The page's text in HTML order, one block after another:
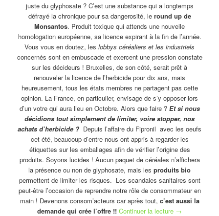
juste du glyphosate ? C’est une substance qui a longtemps
défrayé la chronique pour sa dangerosité, leround up de
Monsantos. Produit toxique qui attends une nouvelle
homologation européenne, sa licence expirant à la fin de l’année.
Vous vous en doutez, les lobbys céréaliers et les industriels
concernés sont en embuscade et exercent une pression constate
sur les décideurs ! Bruxelles, de son côté, serait prêt à
renouveler la licence de l’herbicide pour dix ans, mais
heureusement, tous les états membres ne partagent pas cette
opinion. La France, en particulier, envisage de s’y opposer lors
d’un votre qui aura lieu en Octobre. Alors que faire ?Et si nous
décidions tout simplement de limiter, voire stopper, nos
achats d’herbicide ? Depuis l’affaire du Fipronil avec les oeufs
cet été, beaucoup d’entre nous ont appris à regarder les
étiquettes sur les emballages afin de vérifier l’origine des
produits. Soyons lucides ! Aucun paquet de céréales n’affichera
la présence ou non de glyphosate, mais les produits bio
permettent de limiter les risques. Les scandales sanitaires sont
peut-être l’occasion de reprendre notre rôle de consommateur en
main ! Devenons consom’acteurs car après tout, c’est aussi la
demande qui crée l’offre !! Continuer la lecture →